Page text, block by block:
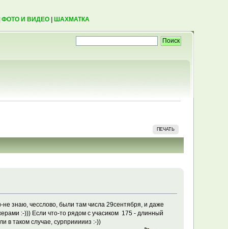
ФОТО И ВИДЕО| ШАХМАТКА
ПЕЧАТЬ
не знаю, чесслово, были там числа 29сентября, и даже
:-))) Если что-то рядом с учасиком 175 - длинный
в таком случае, сурприииииз :-))